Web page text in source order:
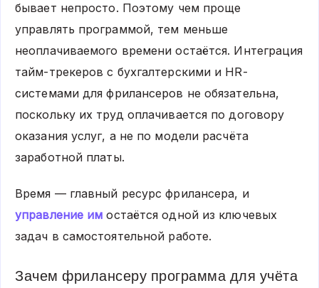
бывает непросто. Поэтому чем проще
управлять программой, тем меньше
неоплачиваемого времени остаётся. Интеграция
тайм-трекеров с бухгалтерскими и HR-
системами для фрилансеров не обязательна,
поскольку их труд оплачивается по договору
оказания услуг, а не по модели расчёта
заработной платы.
Время — главный ресурс фрилансера, и
управление им остаётся одной из ключевых
задач в самостоятельной работе.
Зачем фрилансеру программа для учёта